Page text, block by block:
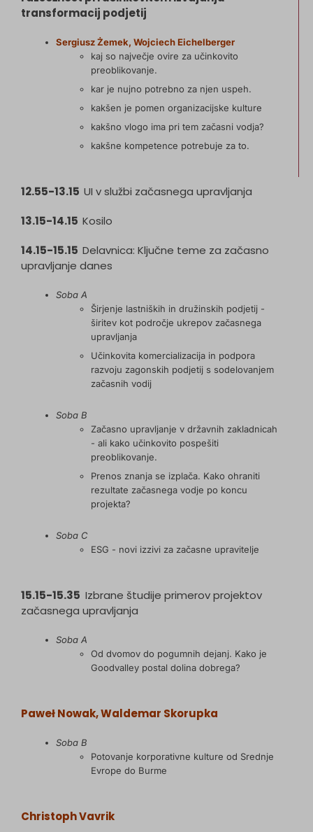
transformacij podjetij
Sergiusz Żemek, Wojciech Eichelberger
kaj so največje ovire za učinkovito
preoblikovanje.
kar je nujno potrebno za njen uspeh.
kakšen je pomen organizacijske kulture
kakšno vlogo ima pri tem začasni vodja?
kakšne kompetence potrebuje za to.
12.55-13.15 UI v službi začasnega upravljanja
13.15-14.15 Kosilo
14.15-15.15 Delavnica: Ključne teme za začasno
upravljanje danes
Soba A
Širjenje lastniških in družinskih podjetij -
širitev kot področje ukrepov začasnega
upravljanja
Učinkovita komercializacija in podpora
razvoju zagonskih podjetij s sodelovanjem
začasnih vodij
Soba B
Začasno upravljanje v državnih zakladnicah
- ali kako učinkovito pospešiti
preoblikovanje.
Prenos znanja se izplača. Kako ohraniti
rezultate začasnega vodje po koncu
projekta?
Soba C
ESG - novi izzivi za začasne upravitelje
15.15-15.35 Izbrane študije primerov projektov
začasnega upravljanja
Soba A
Od dvomov do pogumnih dejanj. Kako je
Goodvalley postal dolina dobrega?
Paweł Nowak, Waldemar Skorupka
Soba B
Potovanje korporativne kulture od Srednje
Evrope do Burme
Christoph Vavrik